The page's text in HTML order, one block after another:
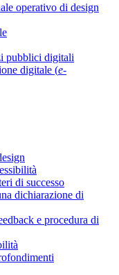
operativo di design
pubblici digitali
digitale (e-
di successo
dichiarazione di
e procedura di